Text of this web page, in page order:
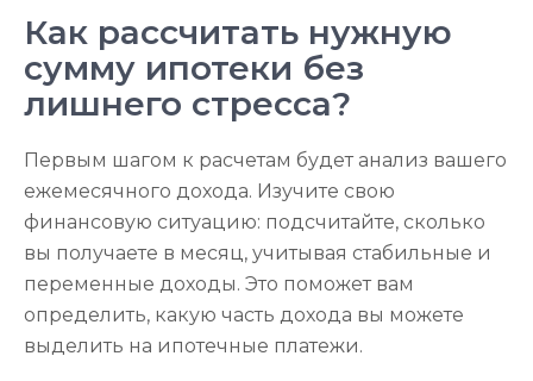
Как рассчитать нужную
сумму ипотеки без
лишнего стресса?
Первым шагом к расчетам будет анализ вашего
ежемесячного дохода. Изучите свою
финансовую ситуацию: подсчитайте, сколько
вы получаете в месяц, учитывая стабильные и
переменные доходы. Это поможет вам
определить, какую часть дохода вы можете
выделить на ипотечные платежи.